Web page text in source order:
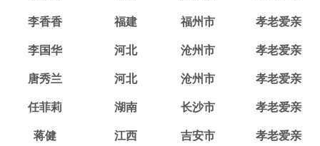
李香香 福建 福州市 孝老爱亲
李国华 河北 沧州市 孝老爱亲
唐秀兰 河北 沧州市 孝老爱亲
任菲莉 湖南 长沙市 孝老爱亲
蒋健 江西 吉安市 孝老爱亲